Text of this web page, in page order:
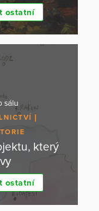
ostatní
sálu
který
ostatní